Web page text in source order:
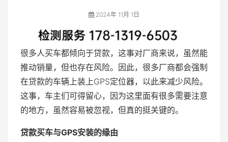
2024年 11月 1日
很多人买车都倾向于贷款，这事对厂商来说，虽然能
推动销量，但也存在风险。因此，很多厂商都会强制
在贷款的车辆上装上GPS定位器，以此来减少风险。
这事，车主们可得留心，因为这里面有很多需要注意
的地方，虽然容易被忽视，但真的挺关键的。
贷款买车与GPS安装的缘由